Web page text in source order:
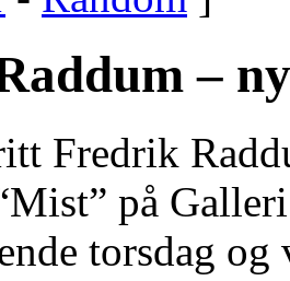
–
Fredrik
på
torsdag